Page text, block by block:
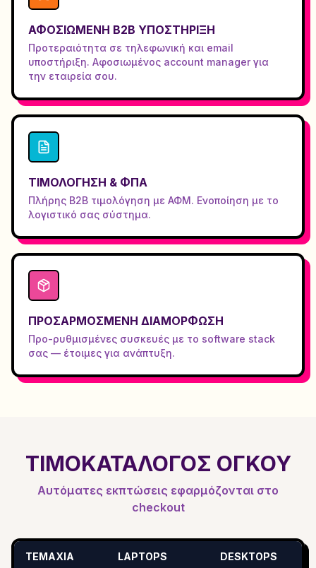
ΑΦΟΣΙΩΜΈΝΗ B2B ΥΠΟΣΤΉΡΙΞΗ
Προτεραιότητα σε τηλεφωνική και email
υποστήριξη. Αφοσιωμένος account manager για
την εταιρεία σου.
ΤΙΜΟΛΌΓΗΣΗ & ΦΠΑ
Πλήρης B2B τιμολόγηση με ΑΦΜ. Ενοποίηση με το
λογιστικό σας σύστημα.
ΠΡΟΣΑΡΜΟΣΜΈΝΗ ΔΙΑΜΌΡΦΩΣΗ
Προ-ρυθμισμένες συσκευές με το software stack
σας — έτοιμες για ανάπτυξη.
ΤΙΜΟΚΑΤΆΛΟΓΟΣ ΌΓΚΟΥ
Αυτόματες εκπτώσεις εφαρμόζονται στο
checkout
ΤΕΜΆΧΙΑ LAPTOPS DESKTOPS